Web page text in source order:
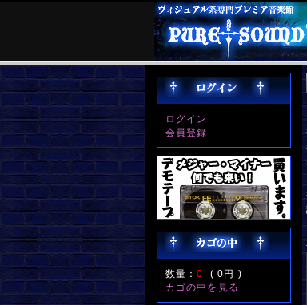
ログイン
会員登録
数量：0 (0円 )
カゴの中を見る